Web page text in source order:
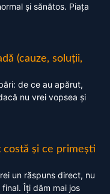
și sănătos. Piața
(cauze, soluții,
de ce au apărut,
nu vrei vopsea și
și ce primești
un răspuns direct, nu
Îți dăm mai jos